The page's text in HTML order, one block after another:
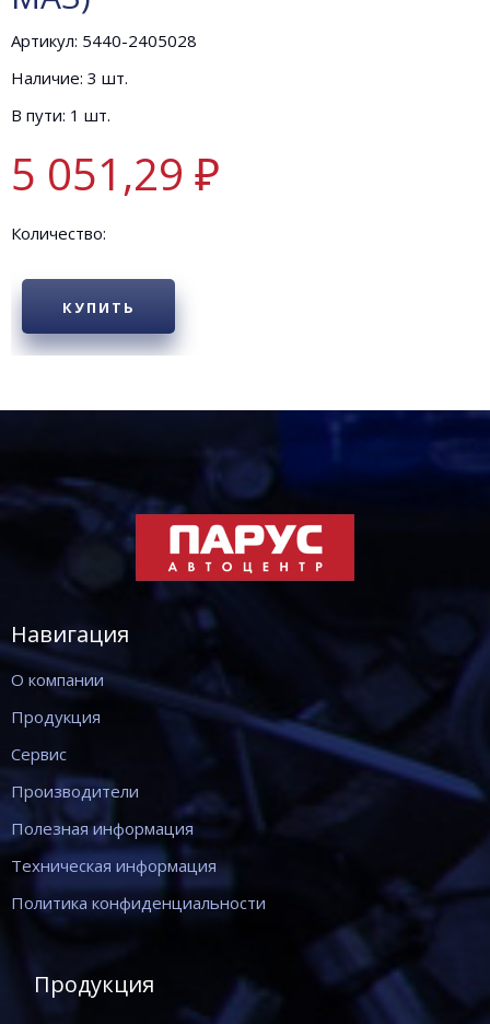
Артикул: 5440-2405028
Наличие: 3 шт.
В пути: 1 шт.
5 051,29 ₽
Количество:
КУПИТЬ
Навигация
О компании
Продукция
Сервис
Производители
Полезная информация
Техническая информация
Политика конфиденциальности
Продукция